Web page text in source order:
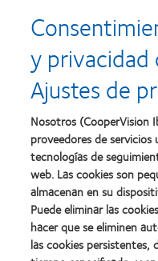
con
MyDay™
about
2011:
Premios
a
mejor
(2011)
Learn
about
2012:
Premio
Manufacturing
Leadership
100
(ML
100)
(2012)
Learn
more
about
Premio
de
la
y privacidad
Ajustes de
Nosotros (CooperVision
proveedores de
tecnologías de
web. Las cookies son
almacenan en su
Puede eliminar las
hacer que se eliminen
las cookies persistentes,